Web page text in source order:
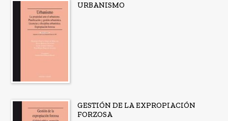
URBANISMO
GESTIÓN DE LA EXPROPIACIÓN
FORZOSA